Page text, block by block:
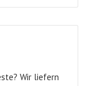
Wir liefern